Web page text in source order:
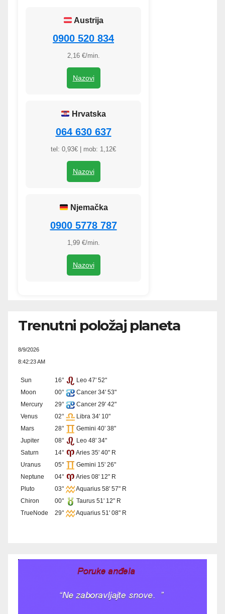
Austrija
0900 520 834
2,16 €/min.
Nazovi
Hrvatska
064 630 637
tel: 0,93€ | mob: 1,12€
Nazovi
Njemačka
0900 5778 787
1,99 €/min.
Nazovi
Trenutni položaj planeta
8/9/2026
8:42:23 AM
Sun 16°
Leo 47' 52"
Moon
00°
Cancer 34' 53"
Mercury
29°
Cancer 29' 42"
Venus
02°
Libra 34' 10"
Mars
28°
Gemini 40' 38"
Jupiter
08°
Leo 48' 34"
Saturn
14°
Aries 35' 40" R
Uranus
05°
Gemini 15' 26"
Neptune
04°
Aries 08' 12" R
Pluto
03°
Aquarius 58' 57" R
Chiron
00°
Taurus 51' 12" R
TrueNode
29° Aquarius 51' 08" R